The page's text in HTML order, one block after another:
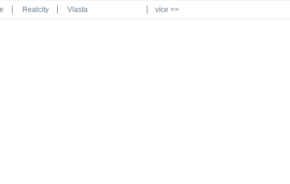
Realcity Vlasta více >>